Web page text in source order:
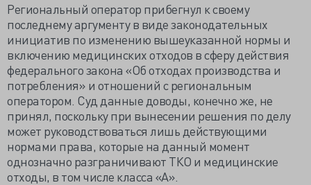
Региональный оператор прибегнул к своему
последнему аргументу в виде законодательных
инициатив по изменению вышеуказанной нормы и
включению медицинских отходов в сферу действия
федерального закона «Об отходах производства и
потребления» и отношений с региональным
оператором. Суд данные доводы, конечно же, не
принял, поскольку при вынесении решения по делу
может руководствоваться лишь действующими
нормами права, которые на данный момент
однозначно разграничивают ТКО и медицинские
отходы, в том числе класса «А».